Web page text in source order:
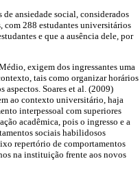
ansiedade social, considerados
com 288 estudantes universitários
e que a ausência dele, por
exigem dos ingressantes uma
tais como organizar horários
aspectos. Soares et al. (2009)
ao contexto universitário, haja
interpessoal com superiores
acadêmica, pois o ingresso e a
sociais habilidosos
repertório de comportamentos
na instituição frente aos novos